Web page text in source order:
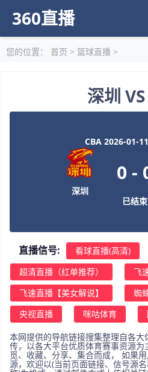
360直播
您的位置： 首页 > 篮球直播 >
深圳
CBA 2026-01-
深圳
0 -
已结束
直播信号:
看球直播(高清)
超清直播（红单推荐）
飞
飞速直播【美女解说】
蜘
央视直播
咪咕体育
本网提供的导航链接搜集整理自各
传，以各大平台优质体育赛事资源
觅、收藏、分享、集合而成， 如果
源，欢迎以(当前页面链接、信号源